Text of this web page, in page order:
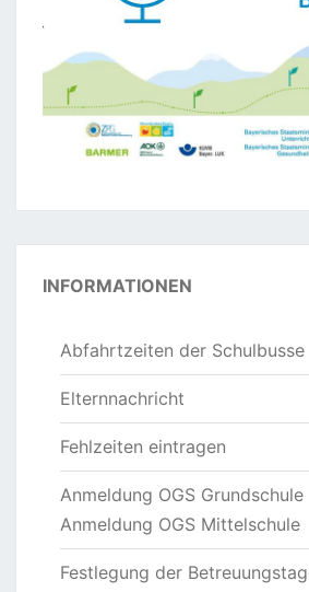
INFORMATIONEN
Abfahrtzeiten der Schulbusse
Elternnachricht
Fehlzeiten eintragen
Anmeldung OGS Grundschule
Anmeldung OGS Mittelschule
Festlegung der